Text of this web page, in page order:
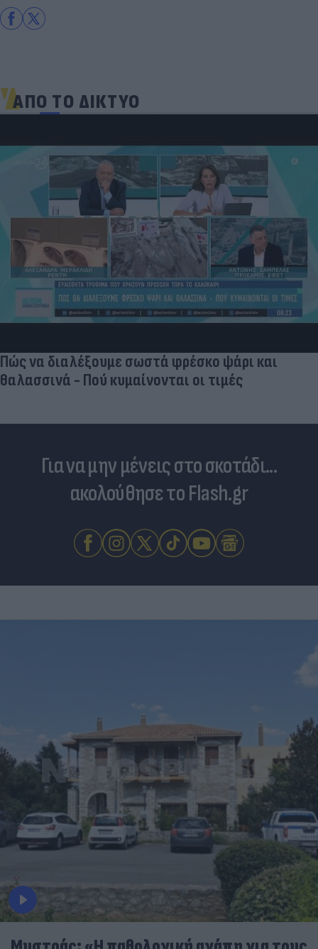
ΑΠΟ ΤΟ ΔΙΚΤΥΟ
Πώς να διαλέξουμε σωστά φρέσκο ψάρι και
θαλασσινά - Πού κυμαίνονται οι τιμές
Για να μην μένεις στο σκοτάδι...
ακολούθησε το Flash.gr